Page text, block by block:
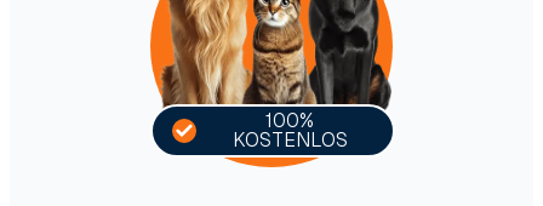
100%
KOSTENLOS